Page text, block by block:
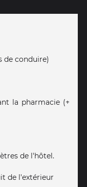
de conduire)
la pharmacie (+
de l'hôtel.
de l'extérieur